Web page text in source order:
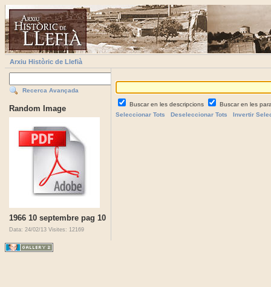
Arxiu Històric de Llefià
Recerca Avançada
Random Image
1966 10 septembre pag 10
Data: 24/02/13 Visites: 12169
Buscar en les descripcions
Buscar en les
Seleccionar Tots
Deseleccionar Tots Invertir